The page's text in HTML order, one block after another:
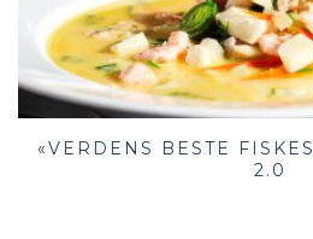
«VERDENS BESTE
2.0